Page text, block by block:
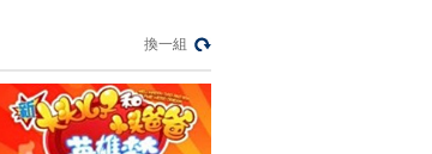
文化十分
一醋一面 “酸”出億萬
財路
生財有道
換一組